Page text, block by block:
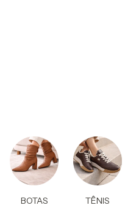
BOTAS TÊNIS